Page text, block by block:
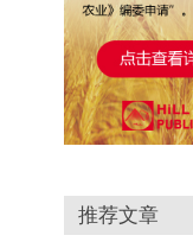
推荐文章